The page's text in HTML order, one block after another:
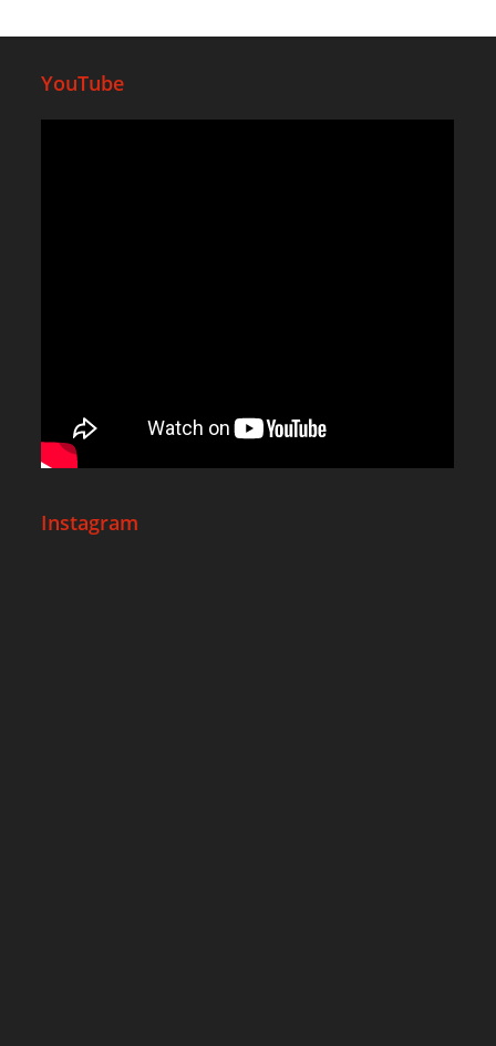
YouTube
Instagram